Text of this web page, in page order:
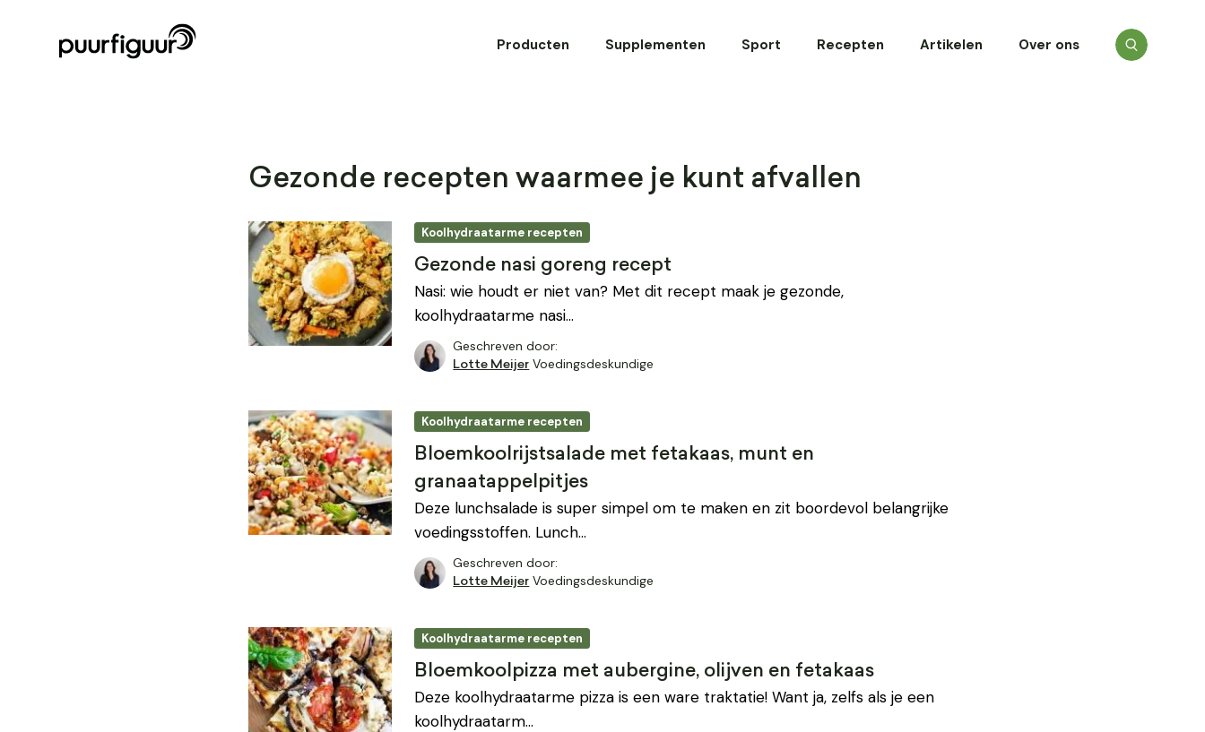
Producten Supplementen Sport Recepten Artikelen Over ons
Gezonde recepten waarmee je kunt afvallen
Koolhydraatarme recepten
Gezonde nasi goreng recept
Nasi: wie houdt er niet van? Met dit recept maak je gezonde,
koolhydraatarme nasi…
Geschreven door:
Lotte Meijer Voedingsdeskundige
Koolhydraatarme recepten
Bloemkoolrijstsalade met fetakaas, munt en
granaatappelpitjes
Deze lunchsalade is super simpel om te maken en zit boordevol belangrijke
voedingsstoffen. Lunch…
Geschreven door:
Lotte Meijer Voedingsdeskundige
Koolhydraatarme recepten
Bloemkoolpizza met aubergine, olijven en fetakaas
Deze koolhydraatarme pizza is een ware traktatie! Want ja, zelfs als je een
koolhydraatarm…